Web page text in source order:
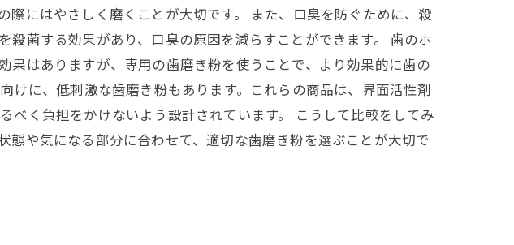
にはやさしく磨くことが大切です。 また、口臭を防ぐために、殺
菌する効果があり、口臭の原因を減らすことができます。 歯のホ
はありますが、専用の歯磨き粉を使うことで、より効果的に歯の
けに、低刺激な歯磨き粉もあります。これらの商品は、界面活性剤
く負担をかけないよう設計されています。 こうして比較をしてみ
や気になる部分に合わせて、適切な歯磨き粉を選ぶことが大切で